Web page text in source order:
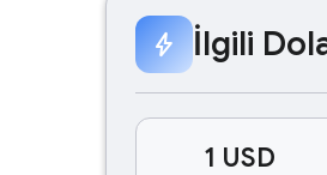
bolt İlgili
1 USD